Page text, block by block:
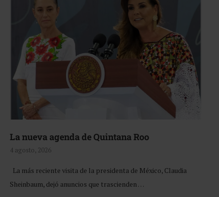
La nueva agenda de Quintana Roo
4 agosto, 2026
La más reciente visita de la presidenta de México, Claudia
Sheinbaum, dejó anuncios que trascienden …